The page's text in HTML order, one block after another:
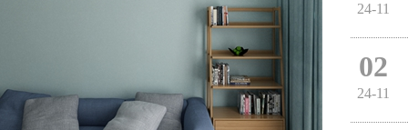
24-11
02
24-11